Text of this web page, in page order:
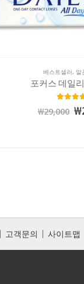
베스트셀러, 알
포커스 데일
₩29,000 ₩
고객문의 사이트맵